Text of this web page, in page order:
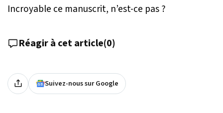
Incroyable ce manuscrit, n’est-ce pas ?
Réagir à cet article(0)
Suivez-nous sur Google